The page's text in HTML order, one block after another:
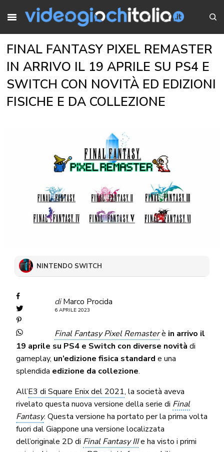
FINAL FANTASY PIXEL REMASTER
IN ARRIVO IL 19 APRILE SU PS4 E
SWITCH CON NOVITÀ ED EDIZIONI
FISICHE E DA COLLEZIONE
NINTENDO SWITCH
di Marco Procida
6 APRILE 2023
Final Fantasy Pixel Remasterè in arrivo il
19 aprile su PS4 e Switch con diverse novità di
gameplay, un’edizione fisica standard e una
splendida edizione da collezione.
All’E3 di Square Enix del 2021, la società aveva
rivelato questa nuova versione della serie di Final
Fantasy. Questa versione ha portato per la prima volta
fuori dal Giappone una versione localizzata
dell’originale 2D di Final Fantasy IIIe ha visto i primi